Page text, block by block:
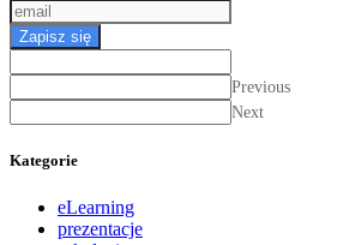
Zapisz się
Previous
Next
Kategorie
eLearning
prezentacje